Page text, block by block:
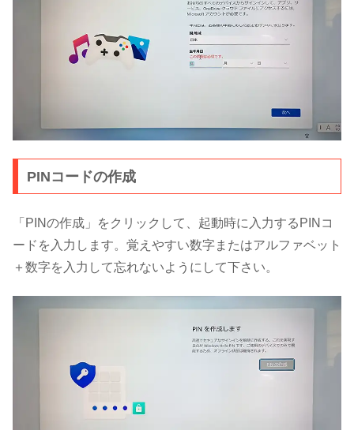
PINコードの作成
「PINの作成」をクリックして、起動時に入力するPINコ
ードを入力します。覚えやすい数字またはアルファベット
＋数字を入力して忘れないようにして下さい。